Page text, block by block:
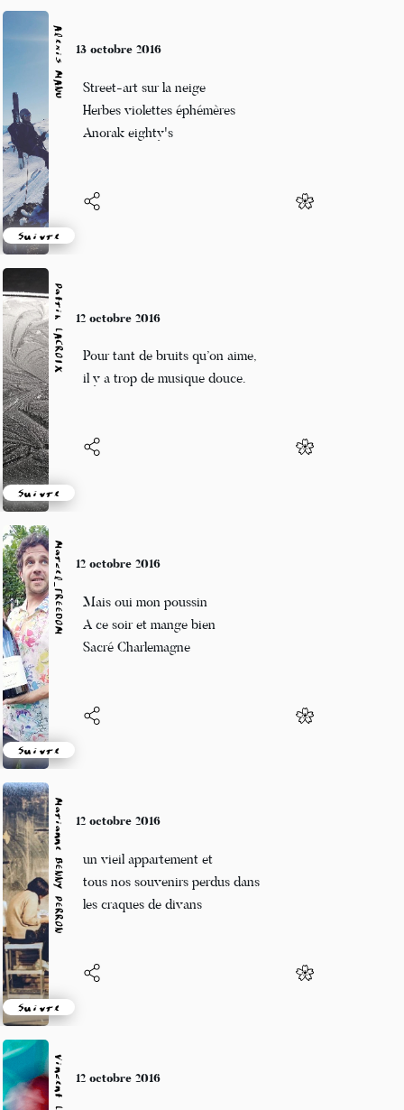
Alexis MANU
Suivre
10 octobre 2016
Craintes nécessaires
Un automne historique
Lettre à la poste
Patrik LACROIX
Suivre
9 octobre 2016
Les briqueteurs des murailles d’échines
sont délaissés… les chiens.
Marcel_FREEDOM
Suivre
9 octobre 2016
D'une somme un tout
Mérite au soleil levant
Dompteur de lion
Marianne BENNY PERRON
Suivre
9 octobre 2016
un soir sans nuage
j’ai retrouvé ma famille
elle n’était pas loin
9 octobre 2016